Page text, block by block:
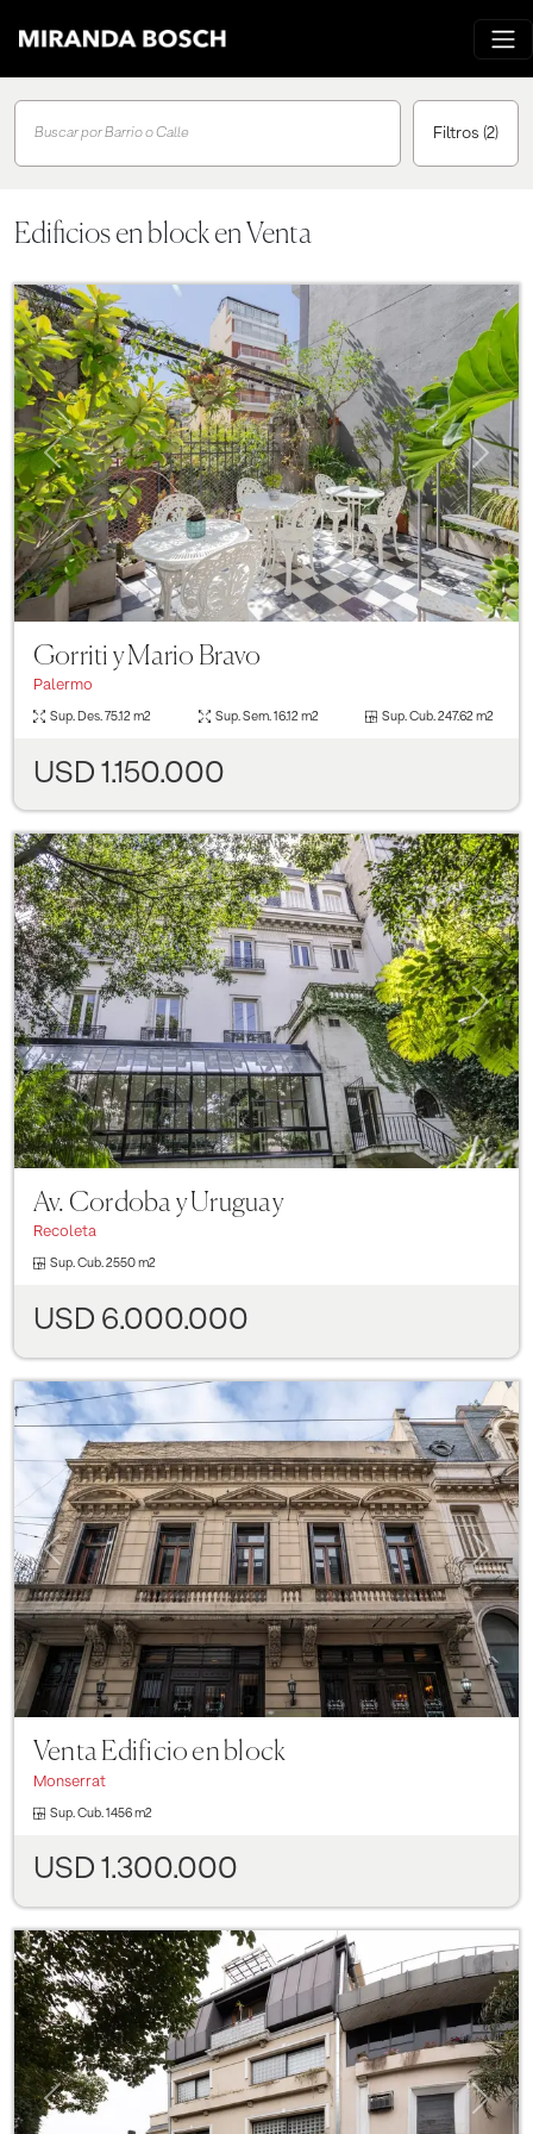
Buscar por Barrio o Calle Filtros (2)
Edificios en block en Venta
Previous Next
Gorriti y Mario Bravo
Palermo
Sup. Des. 75.12 m2 Sup. Sem. 16.12 m2 Sup. Cub. 247.62 m2
USD 1.150.000
Previous Next
Av. Cordoba y Uruguay
Recoleta
Sup. Cub.2550 m2
USD 6.000.000
Previous Next
Venta Edificio en block
Monserrat
Sup. Cub. 1456 m2
USD 1.300.000
Previous Next